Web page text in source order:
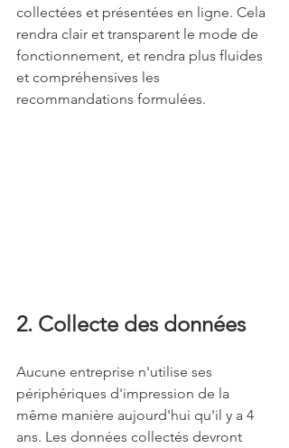
collectées et présentées en ligne. Cela
rendra clair et transparent le mode de
fonctionnement, et rendra plus fluides
et compréhensives les
recommandations formulées.
2. Collecte des données
Aucune entreprise n'utilise ses
périphériques d'impression de la
même manière aujourd'hui qu'il y a 4
ans. Les données collectés devront